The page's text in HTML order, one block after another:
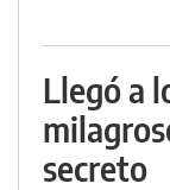
Llegó a
secreto